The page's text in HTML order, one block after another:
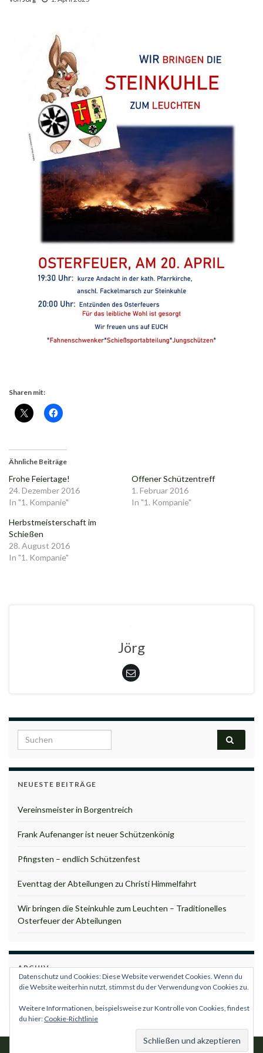
Sharen mit:
Ähnliche Beiträge
Frohe Feiertage!
24. Dezember 2016
In "1. Kompanie"
Offener Schützentreff
1. Februar 2016
In "1. Kompanie"
Herbstmeisterschaft im
Schießen
28. August 2016
In "1. Kompanie"
Jörg
Search for:
NEUESTE BEITRÄGE
Vereinsmeister in Borgentreich
Frank Aufenanger ist neuer Schützenkönig
Pfingsten – endlich Schützenfest
Eventtag der Abteilungen zu Christi Himmelfahrt
Wir bringen die Steinkuhle zum Leuchten – Traditionelles
Osterfeuer der Abteilungen
ARCHIV
Archiv
Datenschutz und Cookies: Diese Website verwendet Cookies. Wenn du
die Website weiterhin nutzt, stimmst du der Verwendung von Cookies zu.
Weitere Informationen, beispielsweise zur Kontrolle von Cookies, findest
du hier: Cookie-Richtlinie